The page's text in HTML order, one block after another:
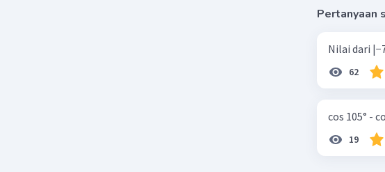
Pertanyaan
62
cos 105° -
19